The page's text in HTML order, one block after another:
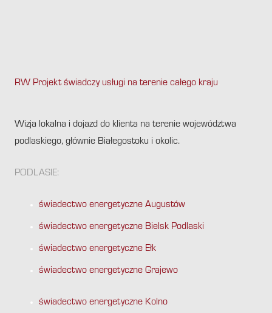
RW Projekt świadczy usługi na terenie całego kraju
Wizja lokalna i dojazd do klienta na terenie województwa
podlaskiego, głównie Białegostoku i okolic.
PODLASIE:
świadectwo energetyczne Augustów
świadectwo energetyczne Bielsk Podlaski
świadectwo energetyczne Ełk
świadectwo energetyczne Grajewo
świadectwo energetyczne Kolno